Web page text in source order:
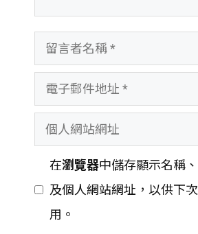
言
名
子
郵
地
人
站
在瀏覽器中儲存顯示名稱
及個人網站網址，以供下
用。